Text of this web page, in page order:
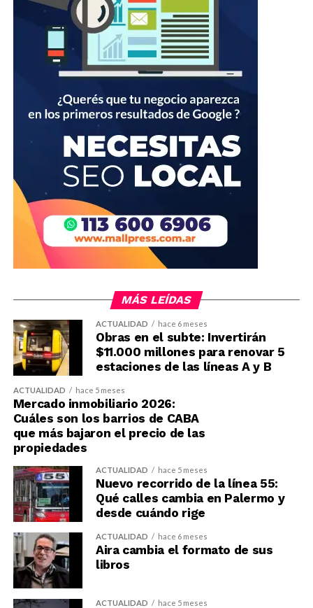
MÁS LEÍDAS
ACTUALIDAD hace 6 meses
Obras en el subte: Invertirán
$11.000 millones para renovar 5
estaciones de las líneas A y B
ACTUALIDAD hace 5 meses
Mercado inmobiliario 2026:
Cuáles son los barrios de CABA
que más bajaron el precio de las
propiedades
ACTUALIDAD hace 5 meses
Nuevo recorrido de la línea 55:
Qué calles cambia en Palermo y
desde cuándo rige
ACTUALIDAD hace 6 meses
Aira cambia el formato de sus
libros
ACTUALIDAD hace 5 meses